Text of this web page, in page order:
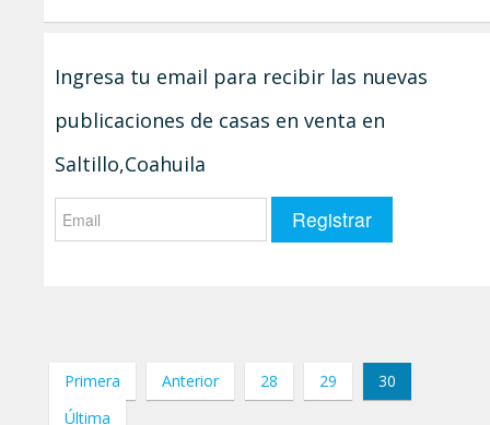
Ingresa tu email para recibir las nuevas
publicaciones de casas en venta en
Saltillo,Coahuila
Primera Anterior 28 29
30
Última